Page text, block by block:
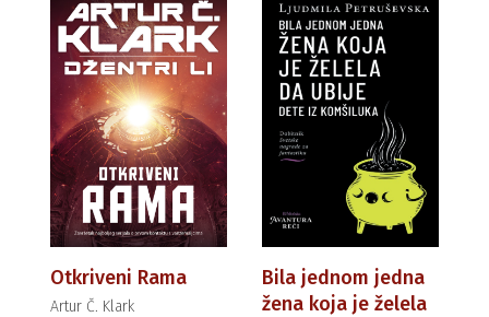
Otkriveni Rama
Artur Č. Klark
Bila jednom jedna
žena koja je želela